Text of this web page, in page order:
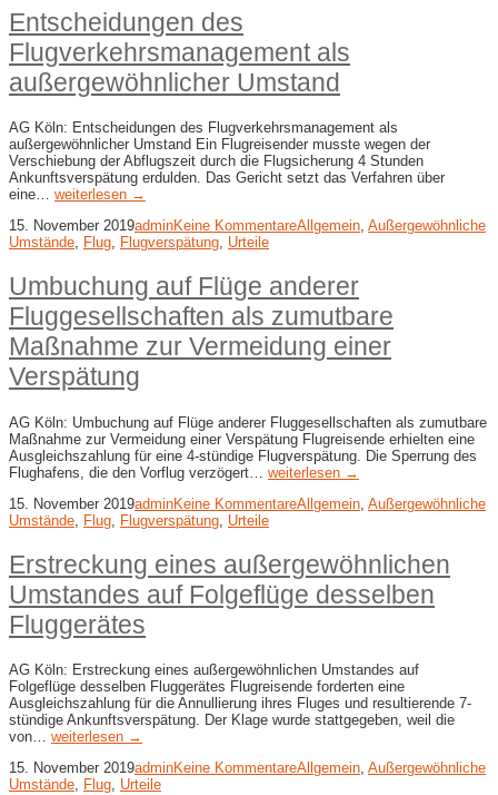
Entscheidungen des
Flugverkehrsmanagement als
außergewöhnlicher Umstand
AG Köln: Entscheidungen des Flugverkehrsmanagement als
außergewöhnlicher Umstand Ein Flugreisender musste wegen der
Verschiebung der Abflugszeit durch die Flugsicherung 4 Stunden
Ankunftsverspätung erdulden. Das Gericht setzt das Verfahren über
eine… weiterlesen →
15. November 2019adminKeine KommentareAllgemein, Außergewöhnliche
Umstände, Flug, Flugverspätung, Urteile
Umbuchung auf Flüge anderer
Fluggesellschaften als zumutbare
Maßnahme zur Vermeidung einer
Verspätung
AG Köln: Umbuchung auf Flüge anderer Fluggesellschaften als zumutbare
Maßnahme zur Vermeidung einer Verspätung Flugreisende erhielten eine
Ausgleichszahlung für eine 4-stündige Flugverspätung. Die Sperrung des
Flughafens, die den Vorflug verzögert… weiterlesen →
15. November 2019adminKeine KommentareAllgemein Außergewöhnliche
Umstände Flug Flugverspätung Urteile
Erstreckung eines außergewöhnlichen
Umstandes auf Folgeflüge desselben
Fluggerätes
AG Köln: Erstreckung eines außergewöhnlichen Umstandes auf
Folgeflüge desselben Fluggerätes Flugreisende forderten eine
Ausgleichszahlung für die Annullierung ihres Fluges und resultierende 7-
stündige Ankunftsverspätung. Der Klage wurde stattgegeben, weil die
von… weiterlesen →
15. November 2019adminKeine KommentareAllgemein Außergewöhnliche
Umstände Flug Urteile